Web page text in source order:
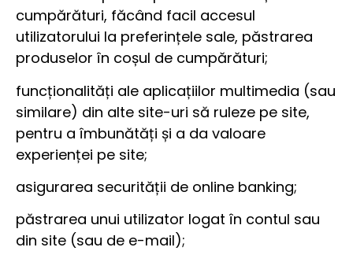
cumpărături, făcând facil accesul
utilizatorului la preferințele sale, păstrarea
produselor în coșul de cumpărături;
funcționalități ale aplicațiilor multimedia (sau
similare) din alte site-uri să ruleze pe site,
pentru a îmbunătăți și a da valoare
experienței pe site;
asigurarea securității de online banking;
păstrarea unui utilizator logat în contul sau
din site (sau de e-mail);